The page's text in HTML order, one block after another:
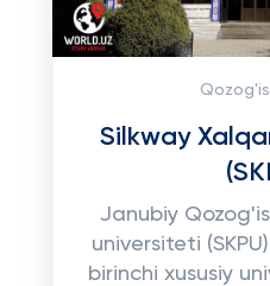
Silkway
Janubiy
universiteti
birinchi xususiy